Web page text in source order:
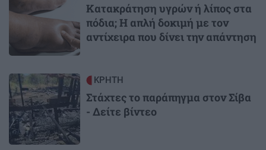
Κατακράτηση υγρών ή λίπος στα
πόδια; Η απλή δοκιμή με τον
αντίχειρα που δίνει την απάντηση
Image ΚΡΗΤΗ
Στάχτες το παράπηγμα στον Σίβα
- Δείτε βίντεο